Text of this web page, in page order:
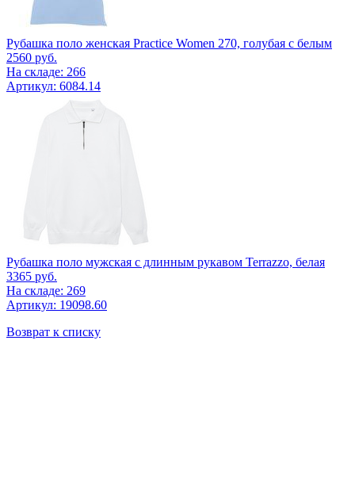
Рубашка поло женская Practice Women 270, голубая с белым
2560 руб.
На складе: 266
Артикул: 6084.14
Рубашка поло мужская с длинным рукавом Terrazzo, белая
3365 руб.
На складе: 269
Артикул: 19098.60
Возврат к списку